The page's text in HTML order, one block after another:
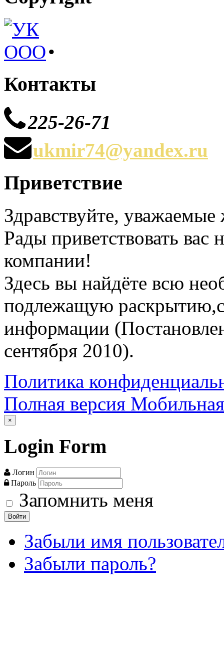
•
Контакты
225-26-71
ukmir74@yandex.ru
Приветствие
Здравствуйте,
Рады приветствовать
компании!
Здесь вы найдёте всю
подлежащую
информации
сентября 2010).
Политика
Полная версия
×
Login Form
Логин
Пароль
Запомнить меня
Войти
Забыли имя
Забыли пароль?